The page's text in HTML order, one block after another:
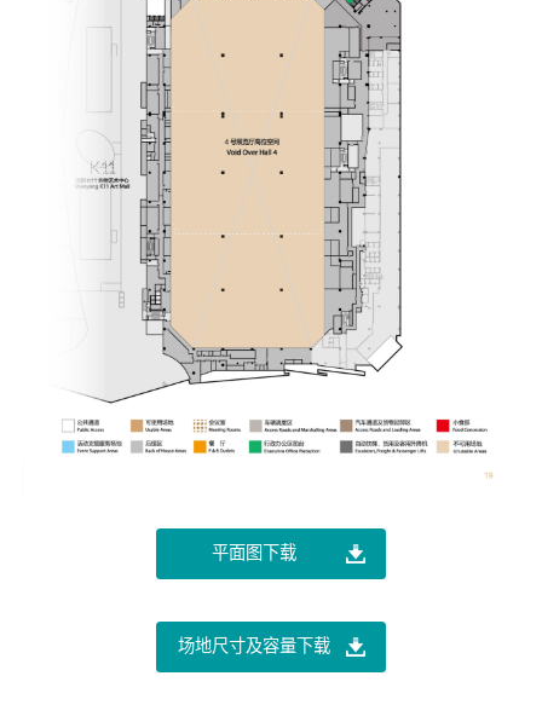
平面图下载
场地尺寸及容量下载